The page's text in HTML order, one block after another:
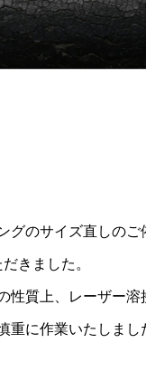
のサイズ直しのご
きました。
質上、レーザー溶
重に作業いたしまし